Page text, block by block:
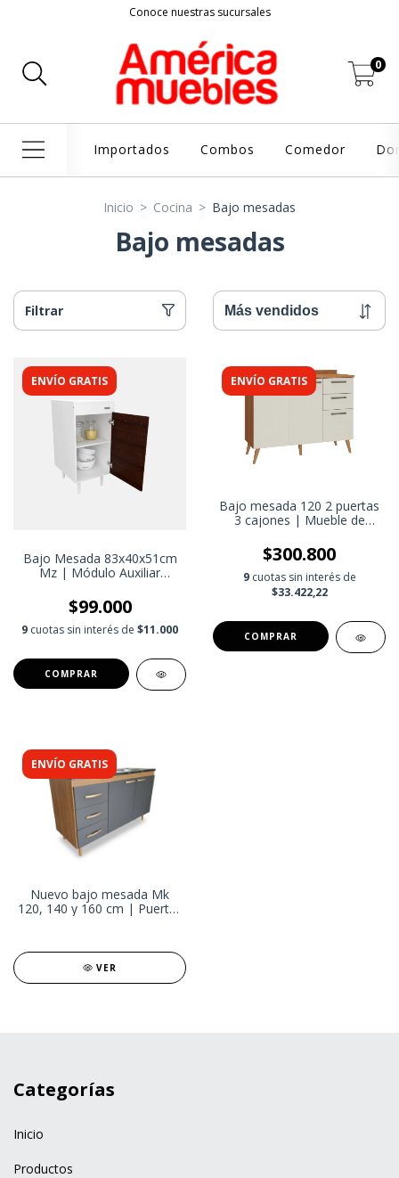
Conoce nuestras sucursales
0
Importados Combos Comedor
Inicio > Cocina > Bajo mesadas
Bajo mesadas
Filtrar
ENVÍO GRATIS
Bajo Mesada 83x40x51cm
Mz | Módulo Auxiliar
$99.000
9 cuotas sin interés de $11.000
COMPRAR
ENVÍO GRATIS
Bajo mesada 120 2 puertas
3 cajones | Mueble de
cocina moderno
$300.800
9 cuotas sin interés de
$33.422,22
COMPRAR
ENVÍO GRATIS
Nuevo bajo mesada Mk
120, 140 y 160 cm | Puertas
metalicas | Espacio y Orden
con Estilo Moderno
VER
Categorías
Inicio
Productos